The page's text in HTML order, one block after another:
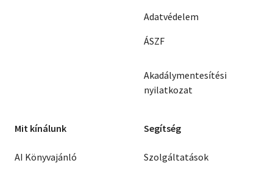
Adatvédelem
ÁSZF
Akadálymentesítési
nyilatkozat
Mit kínálunk
AI Könyvajánló
Segítség
Szolgáltatások